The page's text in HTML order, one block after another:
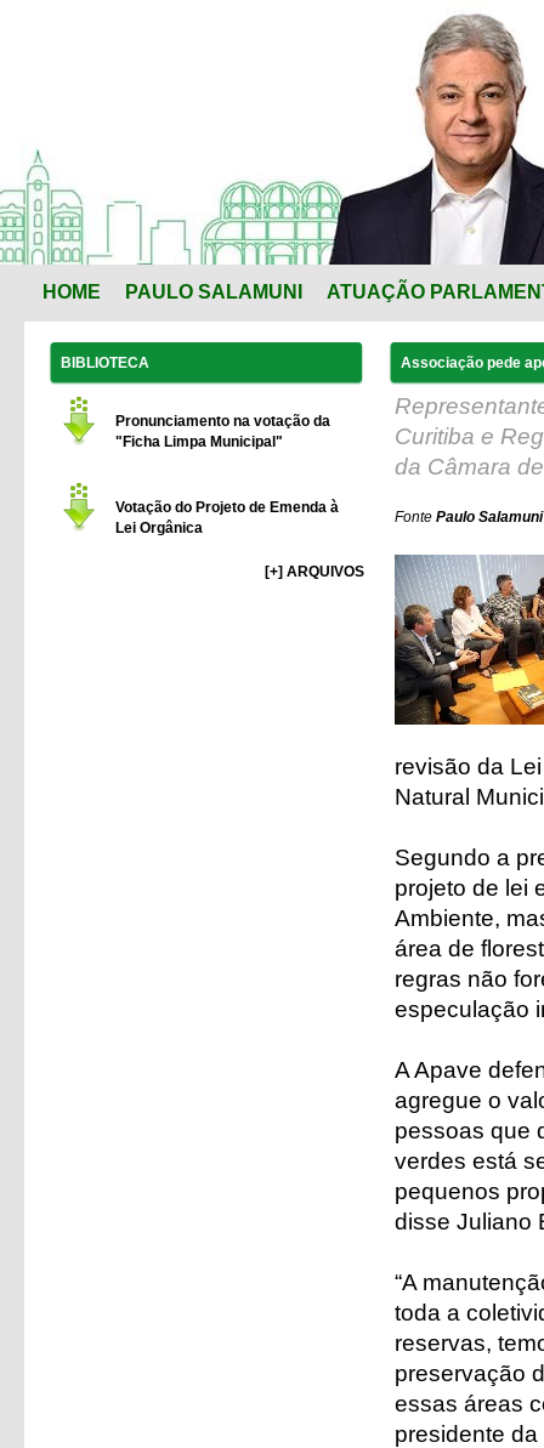
HOME PAULO SALAMUNI ATUAÇÃO
BIBLIOTECA
Pronunciamento na votação da
"Ficha Limpa Municipal"
Votação do Projeto de Emenda à
Lei Orgânica
[+] ARQUIVOS
Associação pede
Curitiba e
da Câmara
Fonte Paulo
revisão da
Natural
Segundo a
projeto de lei
Ambiente,
área de
regras não
especulação
A Apave
agregue o
pessoas que
verdes está
pequenos
disse Juliano
“A
toda a
reservas,
preservação
essas áreas
presidente